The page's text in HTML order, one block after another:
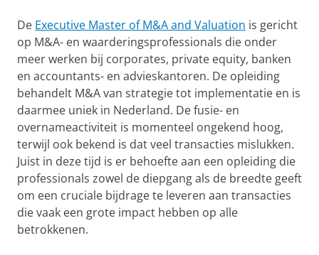
De Executive Master of M&A and Valuation is gericht
op M&A- en waarderingsprofessionals die onder
meer werken bij corporates, private equity, banken
en accountants- en advieskantoren. De opleiding
behandelt M&A van strategie tot implementatie en is
daarmee uniek in Nederland. De fusie- en
overnameactiviteit is momenteel ongekend hoog,
terwijl ook bekend is dat veel transacties mislukken.
Juist in deze tijd is er behoefte aan een opleiding die
professionals zowel de diepgang als de breedte geeft
om een cruciale bijdrage te leveren aan transacties
die vaak een grote impact hebben op alle
betrokkenen.